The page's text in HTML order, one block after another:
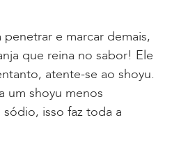
e marcar demais,
que reina no sabor! Ele
atente-se ao shoyu.
um shoyu menos
isso faz toda a